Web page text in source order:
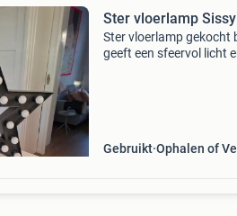
Ster vloerlamp
Ster vloerlamp gekocht
geeft een sfeervol licht
Gebruikt Ophalen of